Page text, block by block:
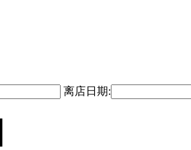
离店日期: